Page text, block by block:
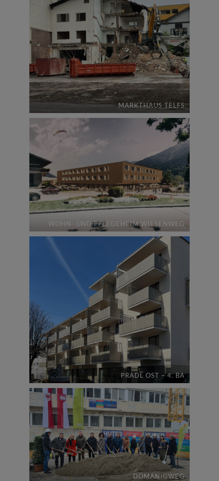
MARKTHAUS TELFS
WOHN- UND PFLEGEHEIM WIESENWEG
PRADL OST – 4. BA
DOMANIGWEG